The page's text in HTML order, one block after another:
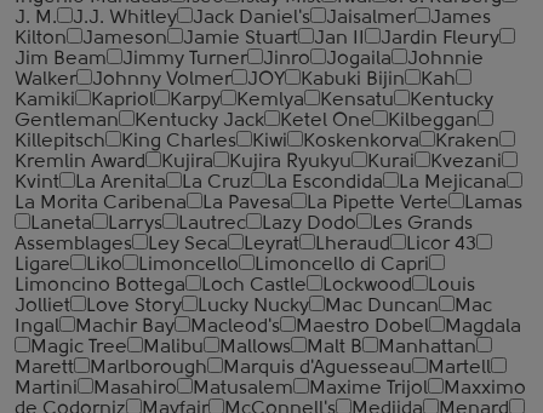
J. M.
J.J. Whitley Jack Daniel's Jaisalmer
James
Kilton
Jameson Jamie Stuart Jan II
Jardin Fleury
Jim Beam
Jimmy Turner Jinro Jogaila
Johnnie
Walker
Johnny Volmer JOY Kabuki Bijin
Kah
Kamiki
Kapriol Karpy Kemlya Kensatu
Kentucky
Gentleman
Kentucky Jack Ketel One
Kilbeggan
Killepitsch
King Charles Kiwi Koskenkorva
Kraken
Kremlin Award
Kujira Kujira Ryukyu Kurai
Kvezani
Kvint
La Arenita La Cruz La Escondida
La Mejicana
La Morita Caribena
La Pavesa La Pipette Verte
Lamas
Laneta
Larrys Lautrec Lazy Dodo
Les Grands
Assemblages
Ley Seca Leyrat Lheraud
Licor 43
Ligare
Liko Limoncello
Limoncello di Capri
Limoncino Bottega
Loch Castle Lockwood
Louis
Jolliet
Love Story Lucky Nucky Mac Duncan
Mac
Ingal
Machir Bay Macleod's Maestro Dobel
Magdala
Magic Tree
Malibu Mallows Malt B
Manhattan
Marett
Marlborough Marquis d'Aguesseau
Martell
Martini
Masahiro Matusalem Maxime Trijol
Maxximo